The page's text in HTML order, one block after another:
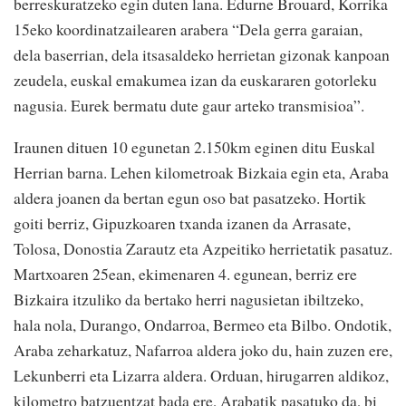
15eko koordinatzailearen arabera “Dela gerra garaian,
dela baserrian, dela itsasaldeko herrietan gizonak kanpoan
zeudela, euskal emakumea izan da euskararen gotorleku
nagusia. Eurek bermatu dute gaur arteko transmisioa”.
Iraunen dituen 10 egunetan 2.150km eginen ditu Euskal
Herrian barna. Lehen kilometroak Bizkaia egin eta, Araba
aldera joanen da bertan egun oso bat pasatzeko. Hortik
goiti berriz, Gipuzkoaren txanda izanen da Arrasate,
Tolosa, Donostia Zarautz eta Azpeitiko herrietatik pasatuz.
Martxoaren 25ean, ekimenaren 4. egunean, berriz ere
Bizkaira itzuliko da bertako herri nagusietan ibiltzeko,
hala nola, Durango, Ondarroa, Bermeo eta Bilbo. Ondotik,
Araba zeharkatuz, Nafarroa aldera joko du, hain zuzen ere,
Lekunberri eta Lizarra aldera. Orduan, hirugarren aldikoz,
kilometro batzuentzat bada ere, Arabatik pasatuko da, bi